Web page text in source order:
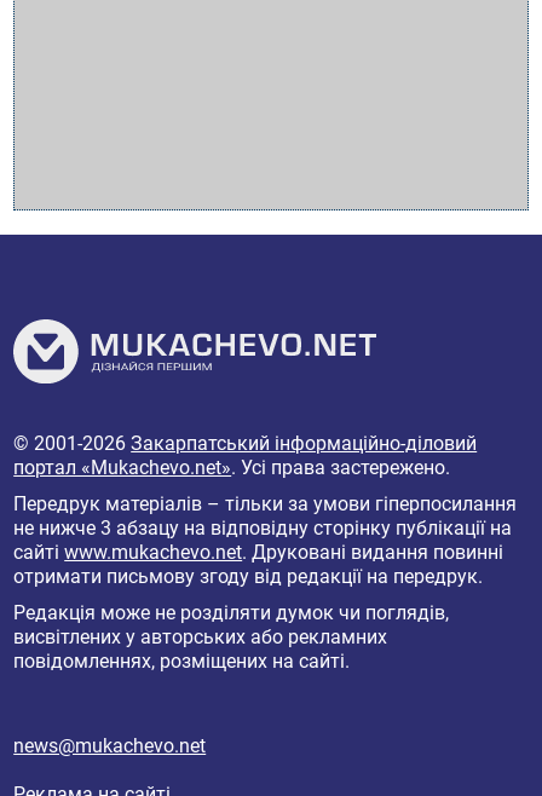
© 2001-2026Закарпатський інформаційно-діловий
портал «Mukachevo.net». Усі права застережено.
Передрук матеріалів – тільки за умови гіперпосилання
не нижче 3 абзацу на відповідну сторінку публікації на
сайтіwww.mukachevo.net. Друковані видання повинні
отримати письмову згоду від редакції на передрук.
Редакція може не розділяти думок чи поглядів,
висвітлених у авторських або рекламних
повідомленнях, розміщених на сайті.
news@mukachevo.net